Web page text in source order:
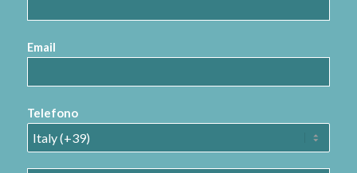
Email
Telefono